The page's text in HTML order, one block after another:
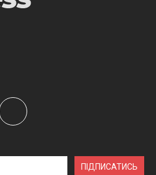
ПІДПИСАТИСЬ